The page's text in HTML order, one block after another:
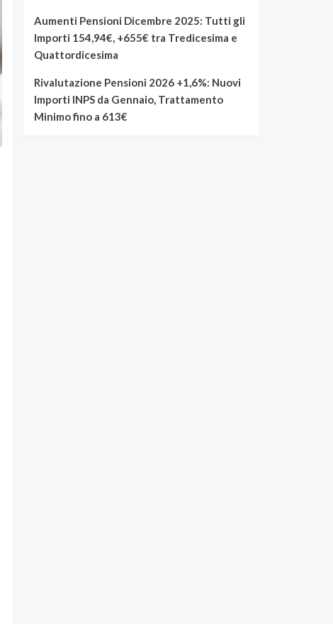
Aumenti Pensioni Dicembre 2025: Tutti gli
Importi 154,94€, +655€ tra Tredicesima e
Quattordicesima
Rivalutazione Pensioni 2026 +1,6%: Nuovi
Importi INPS da Gennaio, Trattamento
Minimo fino a 613€